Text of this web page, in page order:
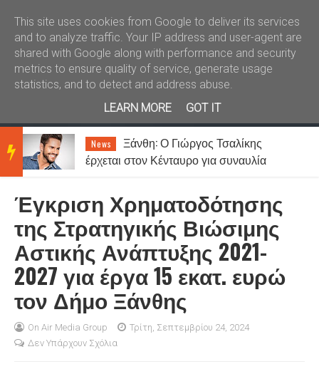
Καλώς ήλθατε Kral News
BRE
AKIN
NEW
News
Ξάνθη: Ο Γιώργος Τσαλίκης
έρχεται στον Κένταυρο για συναυλία
Έγκριση Χρηματοδότησης
της Στρατηγικής Βιώσιμης
Αστικής Ανάπτυξης 2021-
2027 για έργα 15 εκατ. ευρώ
τον Δήμο Ξάνθης
On Air Media Group
Τρίτη, Σεπτεμβρίου 24, 2024
Δεν Υπάρχουν Σχόλια
This site uses cookies from Google to deliver its services
and to analyze traffic. Your IP address and user-agent are
shared with Google along with performance and security
metrics to ensure quality of service, generate usage
statistics, and to detect and address abuse.
LEARN MORE
GOT IT